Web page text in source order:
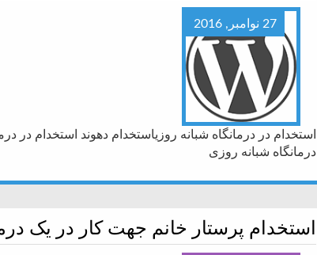
27 نوامبر, 2016
استخدام در درمانگاه شبانه روزیاستخدام دهوند استخدام در
درمانگاه شبانه روزی
استخدام پرستار خانم جهت کار در یک